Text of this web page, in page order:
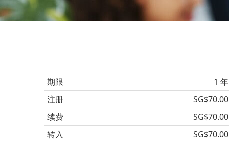
期限 1 年
注册
SG$70.00
续费
SG$70.00
转入
SG$70.00